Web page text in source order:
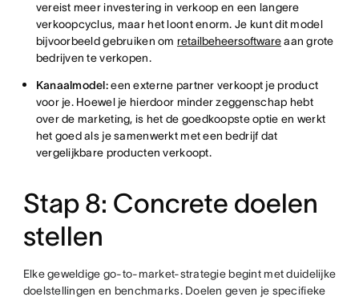
vereist meer investering in verkoop en een langere
verkoopcyclus, maar het loont enorm. Je kunt dit model
bijvoorbeeld gebruiken om retailbeheersoftwareaan grote
bedrijven te verkopen.
Kanaalmodel:een externe partner verkoopt je product
voor je. Hoewel je hierdoor minder zeggenschap hebt
over de marketing, is het de goedkoopste optie en werkt
het goed als je samenwerkt met een bedrijf dat
vergelijkbare producten verkoopt.
Stap 8: Concrete doelen
stellen
Elke geweldige go-to-market-strategie begint met duidelijke
doelstellingen en benchmarks. Doelen geven je specifieke